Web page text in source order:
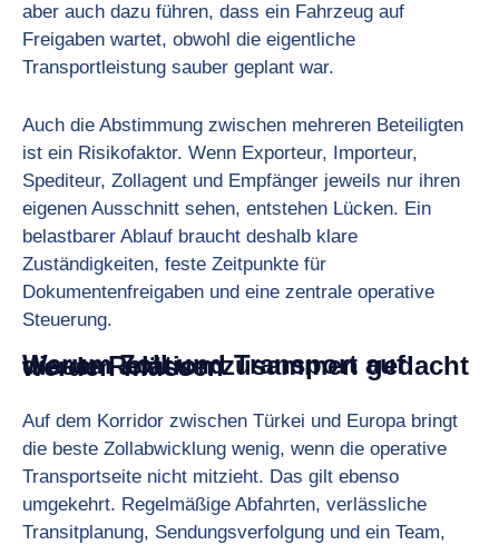
aber auch dazu führen, dass ein Fahrzeug auf
Freigaben wartet, obwohl die eigentliche
Transportleistung sauber geplant war.
Auch die Abstimmung zwischen mehreren Beteiligten
ist ein Risikofaktor. Wenn Exporteur, Importeur,
Spediteur, Zollagent und Empfänger jeweils nur ihren
eigenen Ausschnitt sehen, entstehen Lücken. Ein
belastbarer Ablauf braucht deshalb klare
Zuständigkeiten, feste Zeitpunkte für
Dokumentenfreigaben und eine zentrale operative
Steuerung.
Warum Zoll und Transport auf dieser Relation zusammen gedacht werden müssen
Auf dem Korridor zwischen Türkei und Europa bringt
die beste Zollabwicklung wenig, wenn die operative
Transportseite nicht mitzieht. Das gilt ebenso
umgekehrt. Regelmäßige Abfahrten, verlässliche
Transitplanung, Sendungsverfolgung und ein Team,